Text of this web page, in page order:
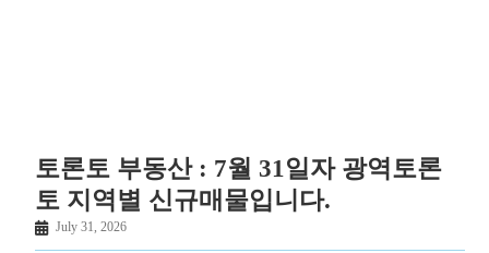
토론토 부동산 : 7월 31일자 광역토론
토 지역별 신규매물입니다.
July 31, 2026